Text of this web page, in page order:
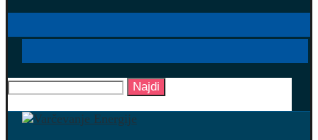
Najdi